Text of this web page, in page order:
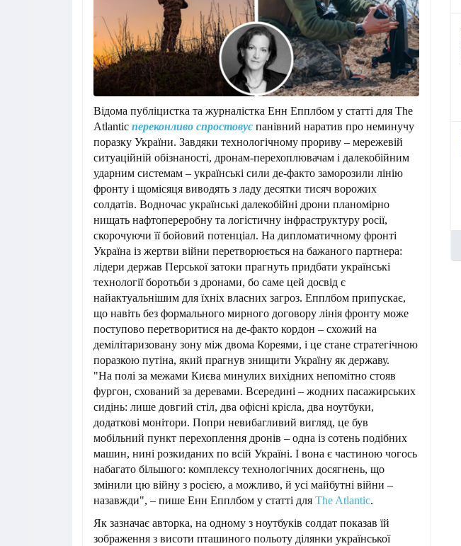
Відома публіцистка та журналістка Енн Епплбом у статті для The
Atlantic переконливо спростовує панівний наратив про неминучу
поразку України. Завдяки технологічному прориву – мережевій
ситуаційній обізнаності, дронам-перехоплювачам і далекобійним
ударним системам – українські сили де-факто заморозили лінію
фронту і щомісяця виводять з ладу десятки тисяч ворожих
солдатів. Водночас українські далекобійні дрони планомірно
нищать нафтопереробну та логістичну інфраструктуру росії,
скорочуючи її бойовий потенціал. На дипломатичному фронті
Україна із жертви війни перетворюється на бажаного партнера:
лідери держав Перської затоки прагнуть придбати українські
технології боротьби з дронами, бо саме цей досвід є
найактуальнішим для їхніх власних загроз. Епплбом припускає,
що навіть без формального мирного договору лінія фронту може
поступово перетворитися на де-факто кордон – схожий на
демілітаризовану зону між двома Кореями, і це стане стратегічною
поразкою путіна, який прагнув знищити Україну як державу.
"На полі за межами Києва минулих вихідних непомітно стояв
фургон, схований за деревами. Всередині – жодних пасажирських
сидінь: лише довгий стіл, два офісні крісла, два ноутбуки,
додаткові монітори. Попри невибагливий вигляд, це був
мобільний пункт перехоплення дронів – одна із сотень подібних
машин, нині розкиданих по всій Україні. І вона є частиною чогось
набагато більшого: комплексу технологічних досягнень, що
змінили цю війну з росією, а можливо, й усі майбутні війни –
назавжди", – пише Енн Епплбом у статті для The Atlantic.
Як зазначає авторка, на одному з ноутбуків солдат показав їй
зображення з висоти пташиного польоту ділянки української